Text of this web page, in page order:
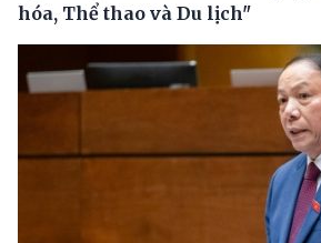
hóa, Thể thao và Du lịch"